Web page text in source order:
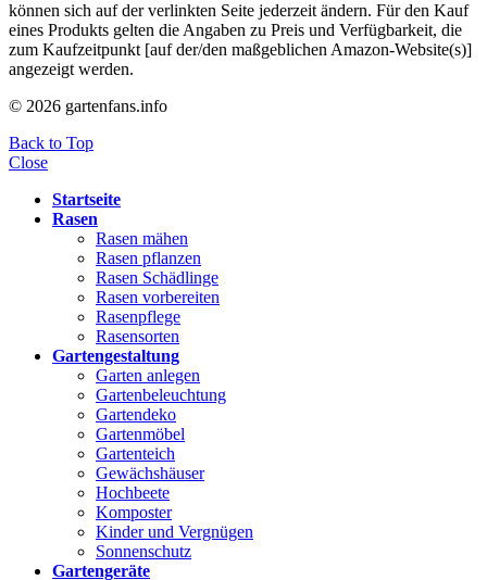
können sich auf der verlinkten Seite jederzeit ändern. Für den Kauf
eines Produkts gelten die Angaben zu Preis und Verfügbarkeit, die
zum Kaufzeitpunkt [auf der/den maßgeblichen Amazon-Website(s)]
angezeigt werden.
© 2026 gartenfans.info
Back to Top
Close
Startseite
Rasen
Rasen mähen
Rasen pflanzen
Rasen Schädlinge
Rasen vorbereiten
Rasenpflege
Rasensorten
Gartengestaltung
Garten anlegen
Gartenbeleuchtung
Gartendeko
Gartenmöbel
Gartenteich
Gewächshäuser
Hochbeete
Komposter
Kinder und Vergnügen
Sonnenschutz
Gartengeräte